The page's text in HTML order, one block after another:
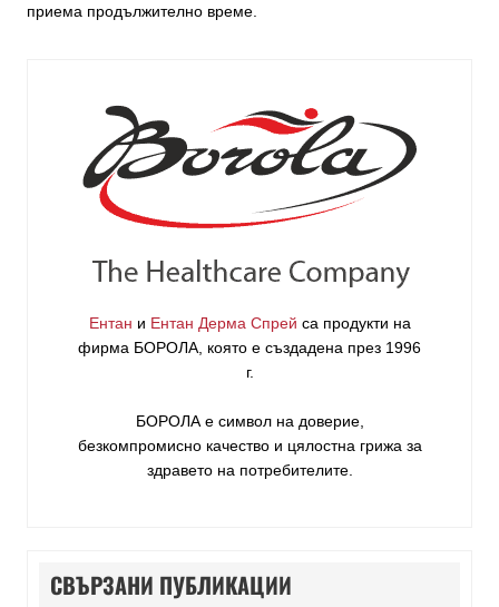
приема продължително време.
Ентан и Ентан Дерма Спрей са продукти на
фирма БОРОЛА , която е създадена през 1996
г.
БОРОЛА е символ на доверие,
безкомпромисно качество и цялостна грижа за
здравето на потребителите.
СВЪРЗАНИ ПУБЛИКАЦИИ